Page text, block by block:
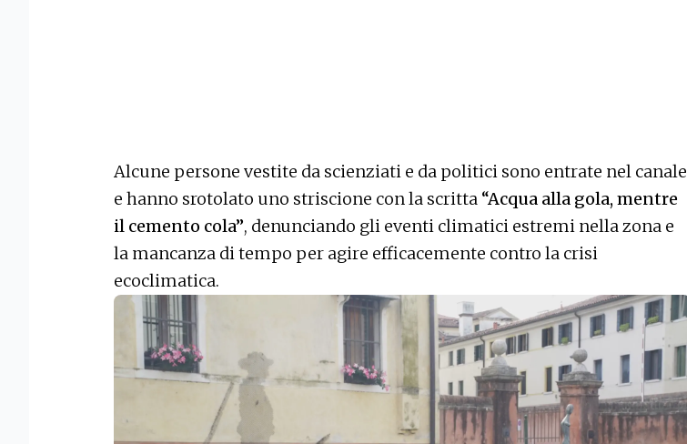
Alcune persone vestite da scienziati e da politici sono entrate nel canale
e hanno srotolato uno striscione con la scritta “Acqua alla gola, mentre
il cemento cola”, denunciando gli eventi climatici estremi nella zona e
la mancanza di tempo per agire efficacemente contro la crisi
ecoclimatica.